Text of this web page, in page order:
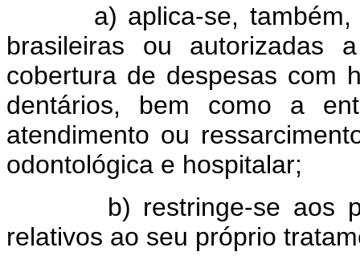
a) aplica-se, também,
brasileiras ou autorizadas
cobertura de despesas com
dentários, bem como a
atendimento ou
odontológica e hospitalar;
b) restringe-se aos
relativos ao seu próprio